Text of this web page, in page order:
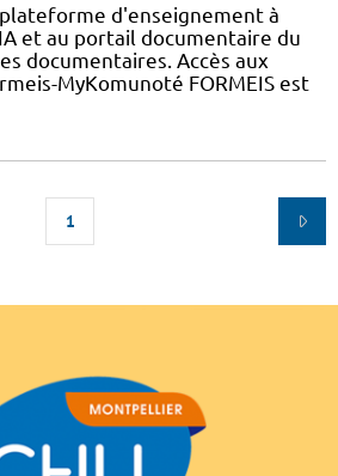
d'enseignement à
et au portail documentaire du
documentaires. Accès aux
MyKomunoté FORMEIS est
1